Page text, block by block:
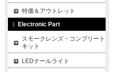
特価＆アウトレット
Electronic Part
スモークレンズ・コンプリート
キット
LEDテールライト